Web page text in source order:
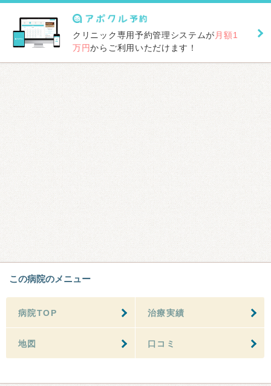
クリニック専用予約管理システムが 月額1
万円からご利用いただけます！
この病院のメニュー
病院TOP 治療実績
地図 口コミ